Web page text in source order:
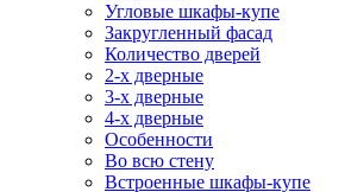
Угловые шкафы-купе
Закругленный фасад
Количество дверей
2-х дверные
3-х дверные
4-х дверные
Особенности
Во всю стену
Встроенные шкафы-купе